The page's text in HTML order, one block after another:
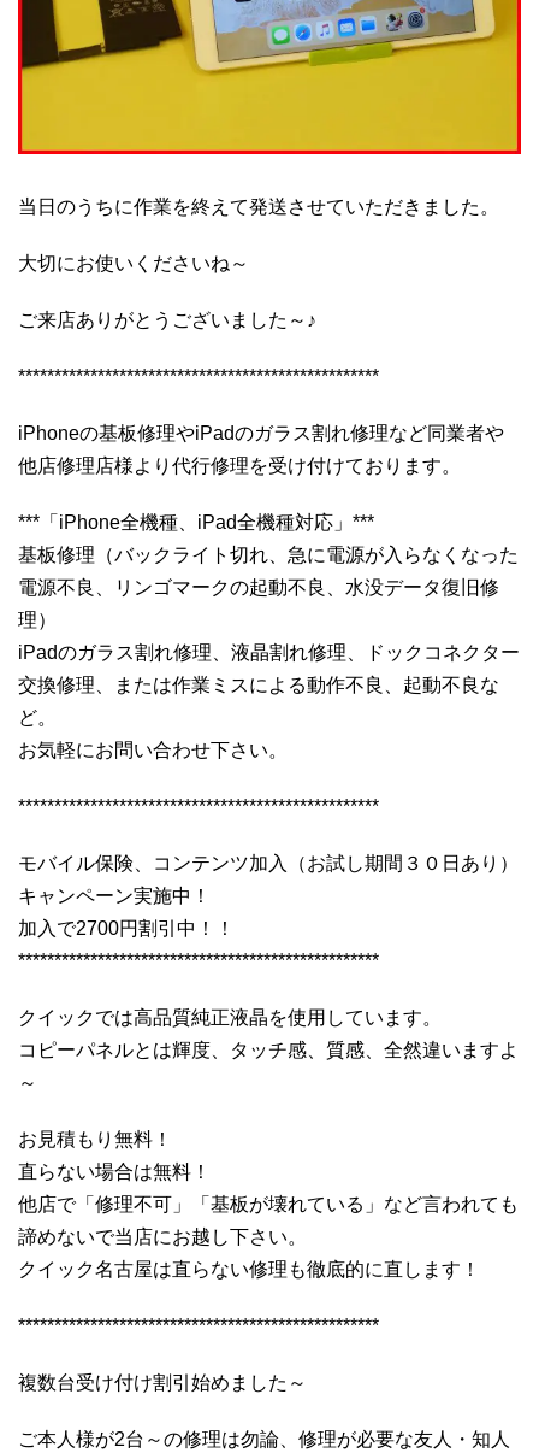
当日のうちに作業を終えて発送させていただきました。
大切にお使いくださいね～
ご来店ありがとうございました～♪
**************************************************
iPhoneの基板修理やiPadのガラス割れ修理など同業者や
他店修理店様より代行修理を受け付けております。
***「iPhone全機種、iPad全機種対応」***
基板修理（バックライト切れ、急に電源が入らなくなった
電源不良、リンゴマークの起動不良、水没データ復旧修
理）
iPadのガラス割れ修理、液晶割れ修理、ドックコネクター
交換修理、または作業ミスによる動作不良、起動不良な
ど。
お気軽にお問い合わせ下さい。
**************************************************
モバイル保険、コンテンツ加入（お試し期間３０日あり）
キャンペーン実施中！
加入で2700円割引中！！
**************************************************
クイックでは高品質純正液晶を使用しています。
コピーパネルとは輝度、タッチ感、質感、全然違いますよ
～
お見積もり無料！
直らない場合は無料！
他店で「修理不可」「基板が壊れている」など言われても
諦めないで当店にお越し下さい。
クイック名古屋は直らない修理も徹底的に直します！
**************************************************
複数台受け付け割引始めました～
ご本人様が2台～の修理は勿論、修理が必要な友人・知人